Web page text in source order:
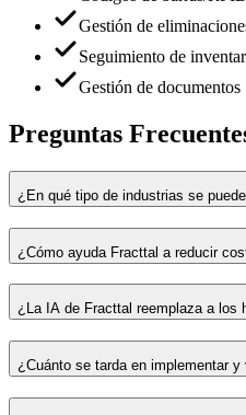
Gestión de
Seguimiento de
Gestión de documentos
Preguntas
¿En qué tipo de industrias se
¿Cómo ayuda Fracttal a reducir
¿La IA de Fracttal reemplaza a los
¿Cuánto se tarda en implementar y